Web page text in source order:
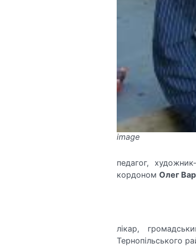
image
педагог,
кордоном Олег
лікар,
Тернопільського